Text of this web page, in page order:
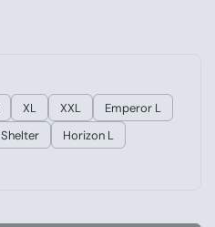
XL XXL
Emperor L
Shelter
Horizon L